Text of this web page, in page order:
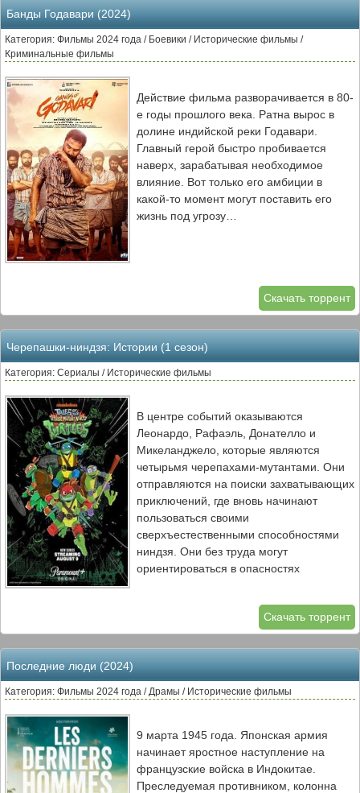
Банды Годавари (2024)
Категория: Фильмы 2024 года / Боевики / Исторические фильмы /
Криминальные фильмы
Действие фильма разворачивается в 80-
е годы прошлого века. Ратна вырос в
долине индийской реки Годавари.
Главный герой быстро пробивается
наверх, зарабатывая необходимое
влияние. Вот только его амбиции в
какой-то момент могут поставить его
жизнь под угрозу…
Скачать торрент
Черепашки-ниндзя: Истории (1 сезон)
Категория: Сериалы / Исторические фильмы
В центре событий оказываются
Леонардо, Рафаэль, Донателло и
Микеланджело, которые являются
четырьмя черепахами-мутантами. Они
отправляются на поиски захватывающих
приключений, где вновь начинают
пользоваться своими
сверхъестественными способностями
ниндзя. Они без труда могут
ориентироваться в опасностях
командой супергероев. Теперь черепахи
выходят на охоту за таинственным
преступным синдикатом. Впереди их
ждет много испытаний.
...
Скачать торрент
Последние люди (2024)
Категория: Фильмы 2024 года / Драмы / Исторические фильмы
9 марта 1945 года. Японская армия
начинает яростное наступление на
французские войска в Индокитае.
Преследуемая противником, колонна